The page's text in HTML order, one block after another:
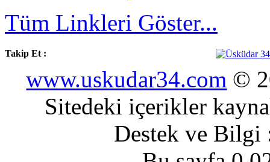
Tüm Linkleri Göster...
Takip Et :
www.uskudar34.com ©
Sitedeki içerikler
Destek ve